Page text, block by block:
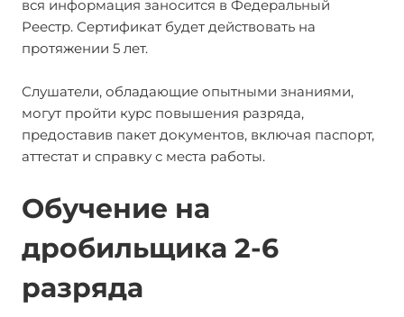
вся информация заносится в Федеральный
Реестр. Сертификат будет действовать на
протяжении 5 лет.
Слушатели, обладающие опытными знаниями,
могут пройти курс повышения разряда,
предоставив пакет документов, включая паспорт,
аттестат и справку с места работы.
Обучение на
дробильщика 2-6
разряда